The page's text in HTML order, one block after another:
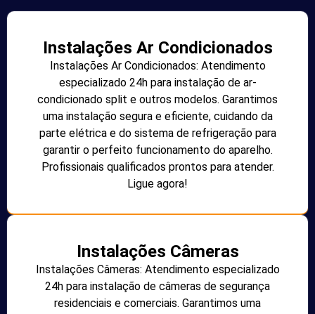
Instalações Ar Condicionados
Instalações Ar Condicionados: Atendimento
especializado 24h para instalação de ar-
condicionado split e outros modelos. Garantimos
uma instalação segura e eficiente, cuidando da
parte elétrica e do sistema de refrigeração para
garantir o perfeito funcionamento do aparelho.
Profissionais qualificados prontos para atender.
Ligue agora!
Instalações Câmeras
Instalações Câmeras: Atendimento especializado
24h para instalação de câmeras de segurança
residenciais e comerciais. Garantimos uma